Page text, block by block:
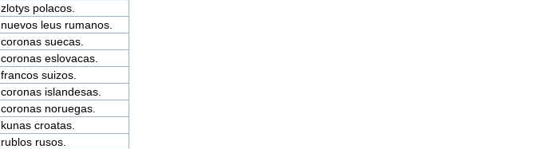
zlotys polacos.
nuevos leus rumanos.
coronas suecas.
coronas eslovacas.
francos suizos.
coronas islandesas.
coronas noruegas.
kunas croatas.
rublos rusos.